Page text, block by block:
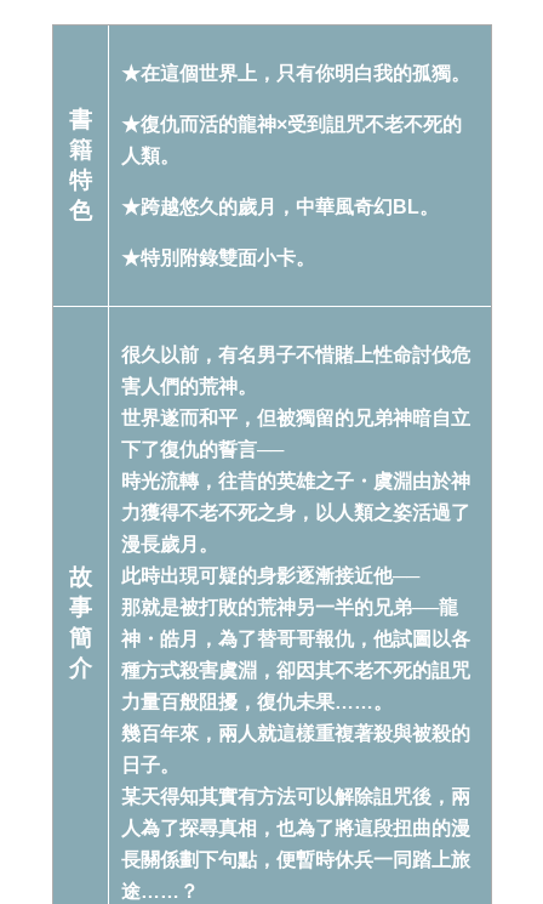
書
籍
特
色
★在這個世界上，只有你明白我的孤獨。
★復仇而活的龍神×受到詛咒不老不死的
人類。
★跨越悠久的歲月，中華風奇幻BL。
★特別附錄雙面小卡。
故
事
簡
介
很久以前，有名男子不惜賭上性命討伐危
害人們的荒神。
世界遂而和平，但被獨留的兄弟神暗自立
下了復仇的誓言──
時光流轉，往昔的英雄之子・虞淵由於神
力獲得不老不死之身，以人類之姿活過了
漫長歲月。
此時出現可疑的身影逐漸接近他──
那就是被打敗的荒神另一半的兄弟──龍
神・皓月，為了替哥哥報仇，他試圖以各
種方式殺害虞淵，卻因其不老不死的詛咒
力量百般阻擾，復仇未果……。
幾百年來，兩人就這樣重複著殺與被殺的
日子。
某天得知其實有方法可以解除詛咒後，兩
人為了探尋真相，也為了將這段扭曲的漫
長關係劃下句點，便暫時休兵一同踏上旅
途……？